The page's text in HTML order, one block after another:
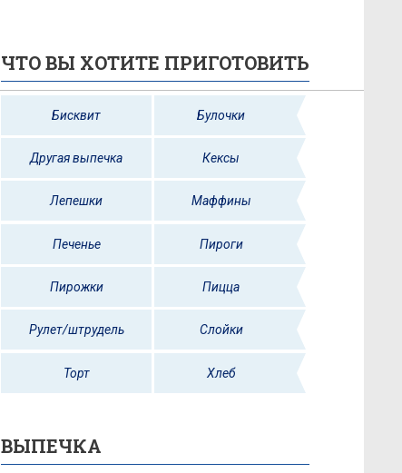
ЧТО ВЫ ХОТИТЕ ПРИГОТОВИТЬ
Бисквит Булочки
Другая выпечка Кексы
Лепешки Маффины
Печенье Пироги
Пирожки Пицца
Рулет/штрудель Слойки
Торт Хлеб
ВЫПЕЧКА